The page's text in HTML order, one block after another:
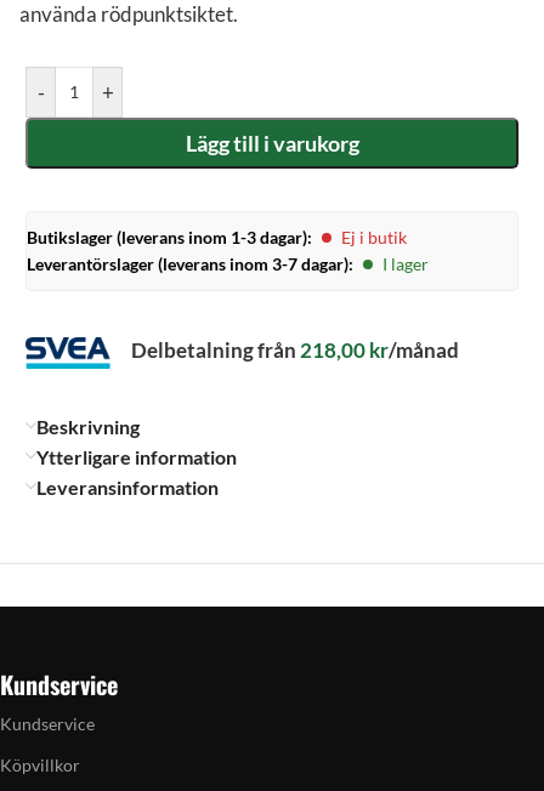
använda rödpunktsiktet.
- +
Lägg till i varukorg
Butikslager (leverans inom 1-3 dagar):
Ej i butik
Leverantörslager (leverans inom 3-7 dagar):
I lager
Delbetalning från 218,00kr/månad
Beskrivning
Ytterligare information
Leveransinformation
Kundservice
Kundservice
Köpvillkor